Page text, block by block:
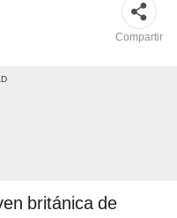
Compartir
británica de